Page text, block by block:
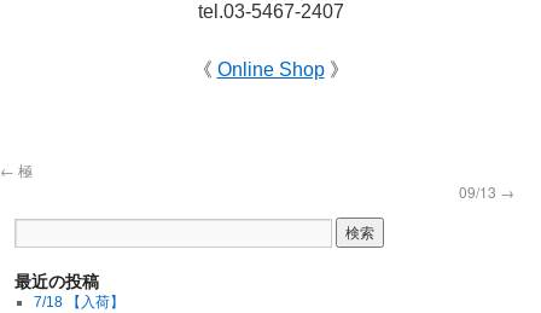
tel.03-5467-2407
《 Online Shop》
← 極
09/13 →
最近の投稿
7/18 【入荷】